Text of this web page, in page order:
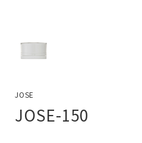
JOSE
JOSE-150